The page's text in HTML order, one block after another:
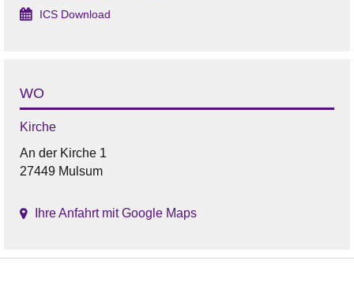
ICS Download
WO
Kirche
An der Kirche 1
27449 Mulsum
Ihre Anfahrt mit Google Maps